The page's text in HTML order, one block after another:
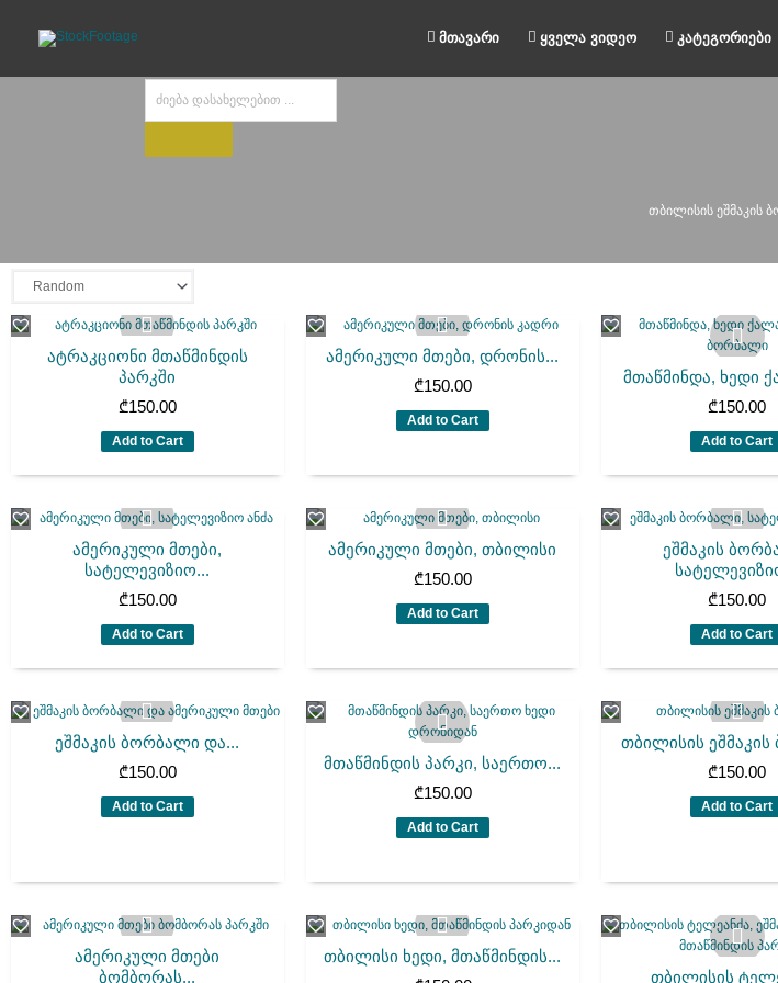
content
მთავარი ყველა ვიდეო კატეგორიები
search
თბილისის ეშმაკის
ატრაკციონი მთაწმინდის
პარკში
₾150.00
Add to Cart
ამერიკული მთები, დრონის...
₾150.00
Add to Cart
მთაწმინდა, ხედი
₾150.00
Add to Cart
ამერიკული მთები,
სატელევიზიო...
₾150.00
Add to Cart
ამერიკული მთები, თბილისი
₾150.00
Add to Cart
ეშმაკის
₾150.00
Add to Cart
ეშმაკის ბორბალი და...
₾150.00
Add to Cart
მთაწმინდის პარკი, საერთო...
₾150.00
Add to Cart
თბილისის
₾150.00
Add to Cart
ამერიკული მთები
ბომბორას...
თბილისი ხედი, მთაწმინდის...
თბილისის